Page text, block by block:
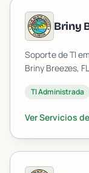
Briny
Soporte de TI
Briny Breezes,
TI Administrada
Ver Servicios